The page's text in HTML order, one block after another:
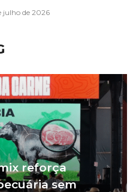
julho de 2026
reforça
sem